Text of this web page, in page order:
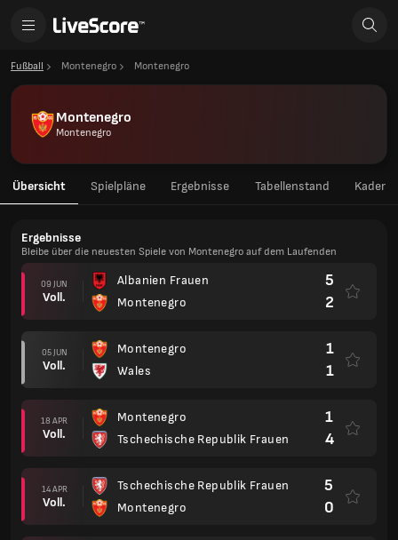
Fußball Montenegro Montenegro
Montenegro
Montenegro
Übersicht Spielpläne Ergebnisse Tabellenstand Kader
Ergebnisse
Bleibe über die neuesten Spiele von Montenegro auf dem Laufenden
09 JUN
Voll.
Albanien Frauen
Montenegro
5
2
05 JUN
Voll.
Montenegro
Wales
1
1
18 APR
Voll.
Montenegro
Tschechische Republik Frauen
1
4
14 APR
Voll.
Tschechische Republik Frauen
Montenegro
5
0